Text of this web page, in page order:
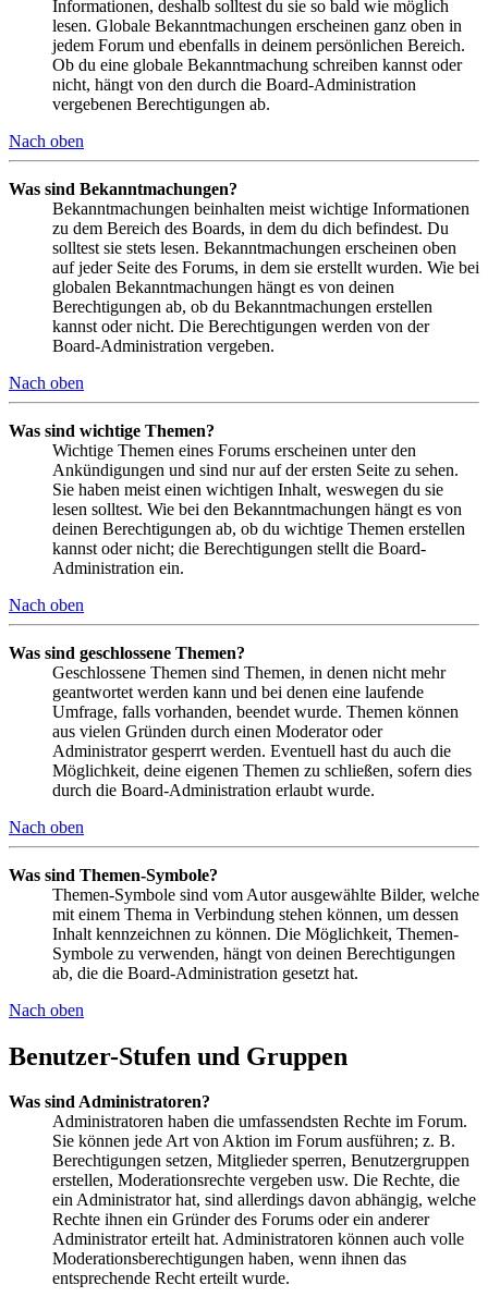
Informationen, deshalb solltest du sie so bald wie möglich
lesen. Globale Bekanntmachungen erscheinen ganz oben in
jedem Forum und ebenfalls in deinem persönlichen Bereich.
Ob du eine globale Bekanntmachung schreiben kannst oder
nicht, hängt von den durch die Board-Administration
vergebenen Berechtigungen ab.
Nach oben
Was sind Bekanntmachungen?
Bekanntmachungen beinhalten meist wichtige Informationen
zu dem Bereich des Boards, in dem du dich befindest. Du
solltest sie stets lesen. Bekanntmachungen erscheinen oben
auf jeder Seite des Forums, in dem sie erstellt wurden. Wie bei
globalen Bekanntmachungen hängt es von deinen
Berechtigungen ab, ob du Bekanntmachungen erstellen
kannst oder nicht. Die Berechtigungen werden von der
Board-Administration vergeben.
Nach oben
Was sind wichtige Themen?
Wichtige Themen eines Forums erscheinen unter den
Ankündigungen und sind nur auf der ersten Seite zu sehen.
Sie haben meist einen wichtigen Inhalt, weswegen du sie
lesen solltest. Wie bei den Bekanntmachungen hängt es von
deinen Berechtigungen ab, ob du wichtige Themen erstellen
kannst oder nicht; die Berechtigungen stellt die Board-
Administration ein.
Nach oben
Was sind geschlossene Themen?
Geschlossene Themen sind Themen, in denen nicht mehr
geantwortet werden kann und bei denen eine laufende
Umfrage, falls vorhanden, beendet wurde. Themen können
aus vielen Gründen durch einen Moderator oder
Administrator gesperrt werden. Eventuell hast du auch die
Möglichkeit, deine eigenen Themen zu schließen, sofern dies
durch die Board-Administration erlaubt wurde.
Nach oben
Was sind Themen-Symbole?
Themen-Symbole sind vom Autor ausgewählte Bilder, welche
mit einem Thema in Verbindung stehen können, um dessen
Inhalt kennzeichnen zu können. Die Möglichkeit, Themen-
Symbole zu verwenden, hängt von deinen Berechtigungen
ab, die die Board-Administration gesetzt hat.
Nach oben
Benutzer-Stufen und Gruppen
Was sind Administratoren?
Administratoren haben die umfassendsten Rechte im Forum.
Sie können jede Art von Aktion im Forum ausführen; z. B.
Berechtigungen setzen, Mitglieder sperren, Benutzergruppen
erstellen, Moderationsrechte vergeben usw. Die Rechte, die
ein Administrator hat, sind allerdings davon abhängig, welche
Rechte ihnen ein Gründer des Forums oder ein anderer
Administrator erteilt hat. Administratoren können auch volle
Moderationsberechtigungen haben, wenn ihnen das
entsprechende Recht erteilt wurde.